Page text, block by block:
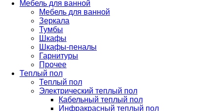
Мебель для ванной
Мебель для ванной
Зеркала
Тумбы
Шкафы
Шкафы-пеналы
Гарнитуры
Прочее
Теплый пол
Теплый пол
Электрический теплый пол
Кабельный теплый пол
Инфракрасный теплый пол